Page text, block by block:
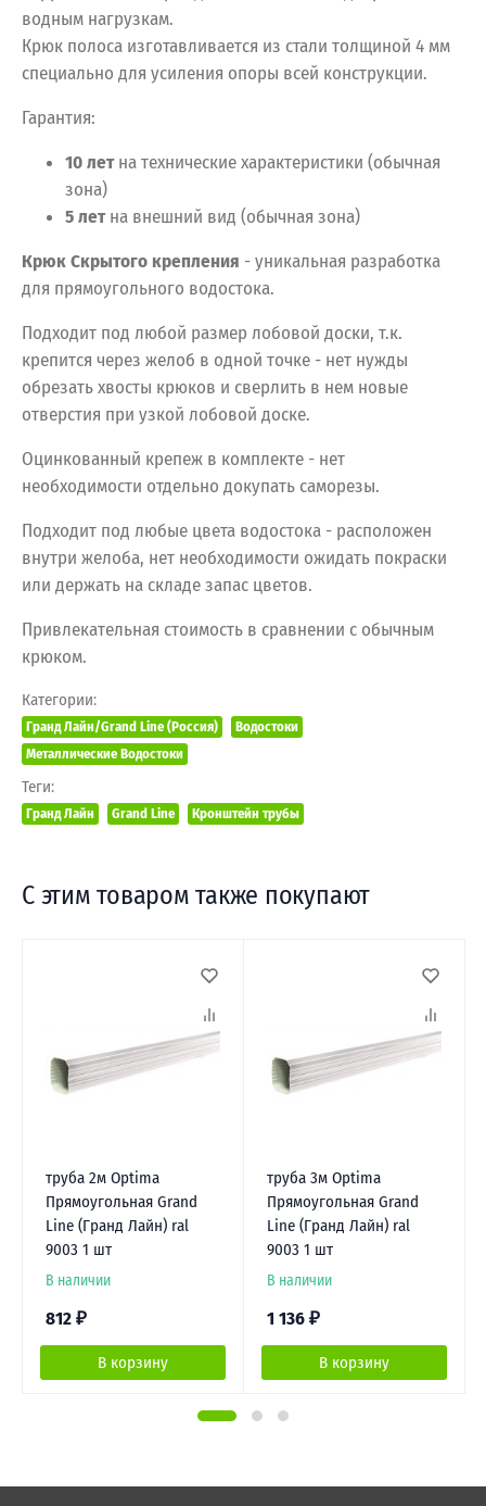
водным нагрузкам.
Крюк полоса изготавливается из стали толщиной 4 мм
специально для усиления опоры всей конструкции.
Гарантия:
10 летна технические характеристики (обычная
зона)
5 летна внешний вид (обычная зона)
Крюк Скрытого крепления - уникальная разработка
для прямоугольного водостока.
Подходит под любой размер лобовой доски, т.к.
крепится через желоб в одной точке - нет нужды
обрезать хвосты крюков и сверлить в нем новые
отверстия при узкой лобовой доске.
Оцинкованный крепеж в комплекте - нет
необходимости отдельно докупать саморезы.
Подходит под любые цвета водостока - расположен
внутри желоба, нет необходимости ожидать покраски
или держать на складе запас цветов.
Привлекательная стоимость в сравнении с обычным
крюком.
Категории:
Гранд Лайн/Grand Line (Россия)
Водостоки
Металлические Водостоки
Теги:
Гранд Лайн Grand Line Кронштейн трубы
С этим товаром также покупают
труба 2м Optima
Прямоугольная Grand
Line (Гранд Лайн) ral
9003 1 шт
В наличии
812 ₽
В корзину
труба 3м Optima
Прямоугольная Grand
Line (Гранд Лайн) ral
9003 1 шт
В наличии
1 136 ₽
В корзину